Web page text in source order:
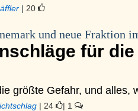
| 20
und neue Fraktion
für
größte Gefahr, und alles,
| 24 | 1